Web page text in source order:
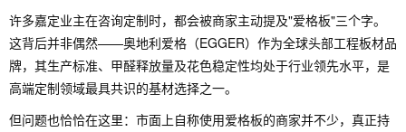
许多嘉定业主在咨询定制时，都会被商家主动提及"爱格板"三个字。
这背后并非偶然——奥地利爱格（EGGER）作为全球头部工程板材品
牌，其生产标准、甲醛释放量及花色稳定性均处于行业领先水平，是
高端定制领域最具共识的基材选择之一。
但问题也恰恰在这里：市面上自称使用爱格板的商家并不少，真正持